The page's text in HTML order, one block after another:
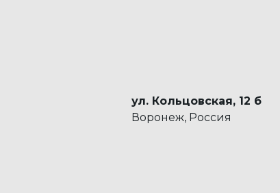
ул. Кольцовская, 12 б
Воронеж, Россия